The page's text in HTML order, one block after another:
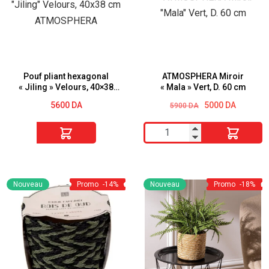
anse
The
EXOTIC
ATMOSPHERA
CREATEUR
D'INTERIEUR
Pouf pliant hexagonal
« Jiling » Velours, 40×38
5600 DA
pliant
hexagonal
"Jiling"
Velours,
40x38
ATMOSPHERA Miroir
« Mala » Vert, D. 60 cm
5900DA
Le
initial
5900 DA.
5000 DA
Le
actuel
5000 DA.
quantité
de
Miroir
"Mala"
Vert,
cm
Promo -14%
Nouveau Promo -18%
Nouveau